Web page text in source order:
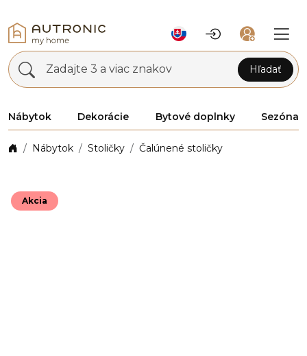
Zadajte 3 a viac znakov Hľadať
Nábytok Dekorácie Bytové doplnky Sezóna
Nábytok Stoličky Čalúnené stoličky
Akcia